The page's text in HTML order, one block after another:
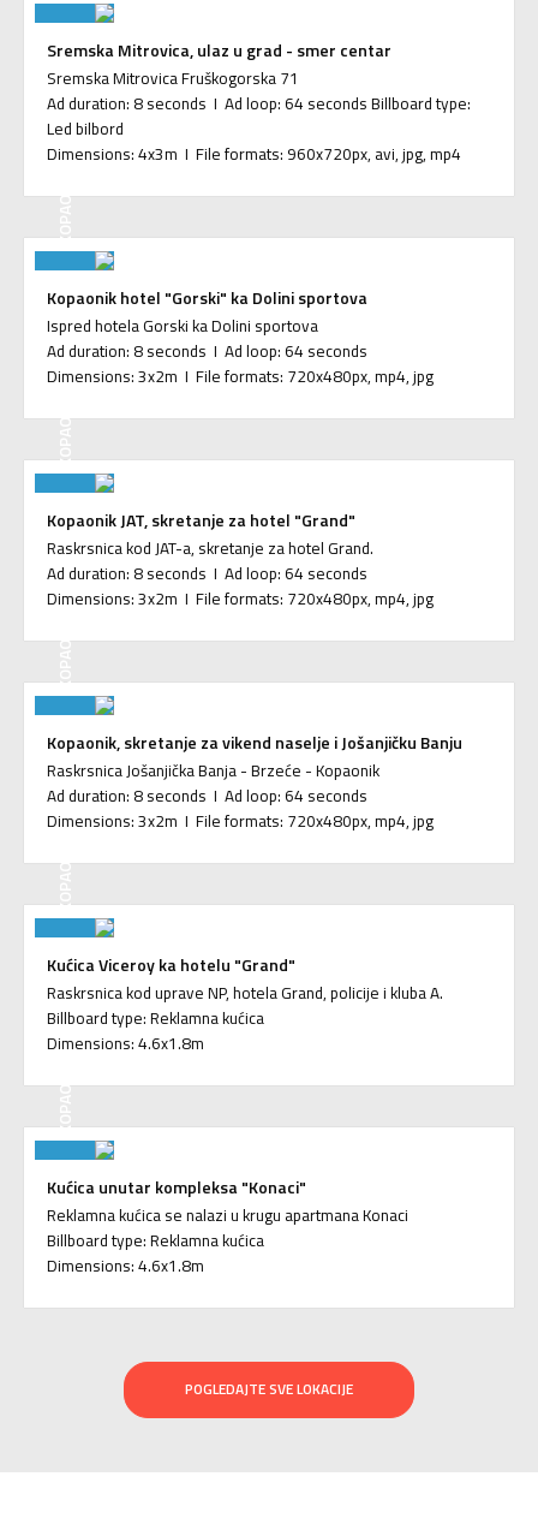
Sremska Mitrovica, ulaz u grad - smer centar
Sremska Mitrovica Fruškogorska 71
Ad duration: 8 seconds I Ad loop: 64 seconds Billboard type:
Led bilbord
Dimensions: 4x3m I File formats: 960x720px, avi, jpg, mp4
KOPAONIK
Kopaonik hotel "Gorski" ka Dolini sportova
Ispred hotela Gorski ka Dolini sportova
Ad duration: 8 seconds I Ad loop: 64 seconds
Dimensions: 3x2m I File formats: 720x480px, mp4, jpg
KOPAONIK
Kopaonik JAT, skretanje za hotel "Grand"
Raskrsnica kod JAT-a, skretanje za hotel Grand.
Ad duration: 8 seconds I Ad loop: 64 seconds
Dimensions: 3x2m I File formats: 720x480px, mp4, jpg
KOPAONIK
Kopaonik, skretanje za vikend naselje i Jošanjičku Banju
Raskrsnica Jošanjička Banja - Brzeće - Kopaonik
Ad duration: 8 seconds I Ad loop: 64 seconds
Dimensions: 3x2m I File formats: 720x480px, mp4, jpg
KOPAONIK
Kućica Viceroy ka hotelu "Grand"
Raskrsnica kod uprave NP, hotela Grand, policije i kluba A.
Billboard type: Reklamna kućica
Dimensions: 4.6x1.8m
KOPAONIK
Kućica unutar kompleksa "Konaci"
Reklamna kućica se nalazi u krugu apartmana Konaci
Billboard type: Reklamna kućica
Dimensions: 4.6x1.8m
POGLEDAJTE SVE LOKACIJE